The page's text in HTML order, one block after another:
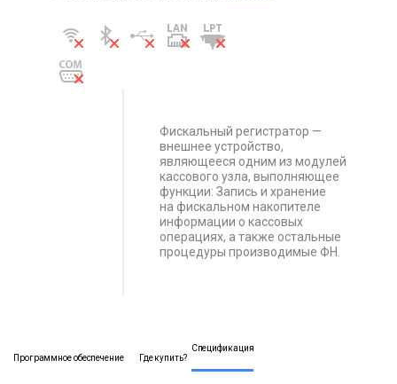
Фискальный регистратор —
внешнее устройство,
являющееся одним из модулей
кассового узла, выполняющее
функции: Запись и хранение
на фискальном накопителе
информации о кассовых
операциях, а также остальные
процедуры производимые ФН.
Программное обеспечение Где купить?
Спецификация